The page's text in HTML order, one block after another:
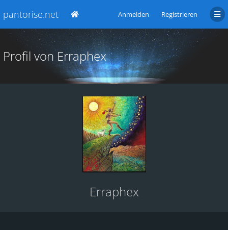
pantorise.net Anmelden Registrieren
Profil von Erraphex
Erraphex